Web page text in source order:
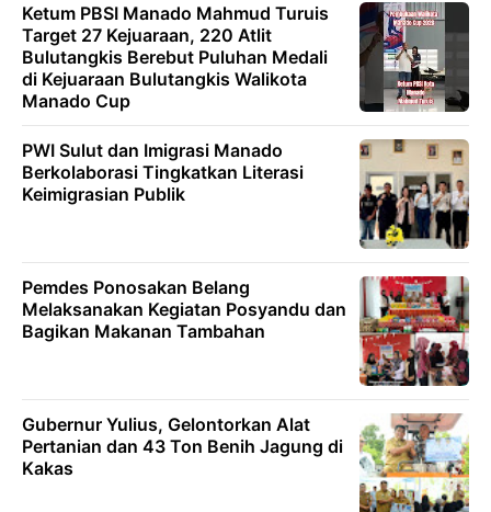
Ketum PBSI Manado Mahmud Turuis
Target 27 Kejuaraan, 220 Atlit
Bulutangkis Berebut Puluhan Medali
di Kejuaraan Bulutangkis Walikota
Manado Cup
PWI Sulut dan Imigrasi Manado
Berkolaborasi Tingkatkan Literasi
Keimigrasian Publik
Pemdes Ponosakan Belang
Melaksanakan Kegiatan Posyandu dan
Bagikan Makanan Tambahan
Gubernur Yulius, Gelontorkan Alat
Pertanian dan 43 Ton Benih Jagung di
Kakas